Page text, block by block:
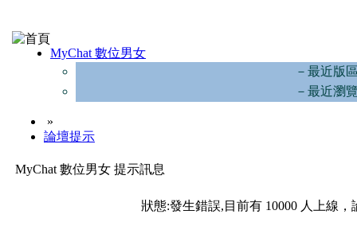
MyChat 數位男女
－最近版
－最近瀏
»
論壇提示
MyChat 數位男女 提示訊息
狀態:發生錯誤,目前有 10000 人上線